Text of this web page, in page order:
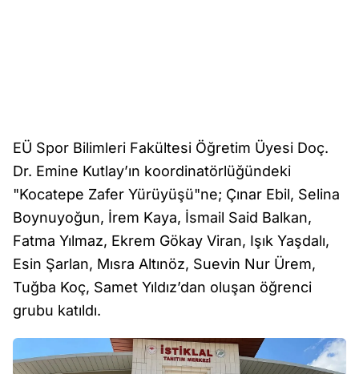
EÜ Spor Bilimleri Fakültesi Öğretim Üyesi Doç.
Dr. Emine Kutlay’ın koordinatörlüğündeki
"Kocatepe Zafer Yürüyüşü"ne; Çınar Ebil, Selina
Boynuyoğun, İrem Kaya, İsmail Said Balkan,
Fatma Yılmaz, Ekrem Gökay Viran, Işık Yaşdalı,
Esin Şarlan, Mısra Altınöz, Suevin Nur Ürem,
Tuğba Koç, Samet Yıldız’dan oluşan öğrenci
grubu katıldı.